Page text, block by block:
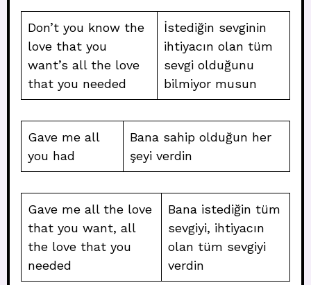
Don’t you know the
love that you
want’s all the love
that you needed
İstediğin sevginin
ihtiyacın olan tüm
sevgi olduğunu
bilmiyor musun
Gave me all
you had
Bana sahip olduğun her
şeyi verdin
Gave me all the love
that you want, all
the love that you
needed
Bana istediğin tüm
sevgiyi, ihtiyacın
olan tüm sevgiyi
verdin